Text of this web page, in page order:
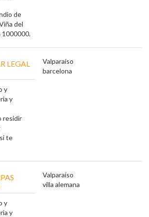
de
del
1000000.
LEGAL
y
y
residir
te
Valparaíso
barcelona
y
y
Valparaíso
villa alemana